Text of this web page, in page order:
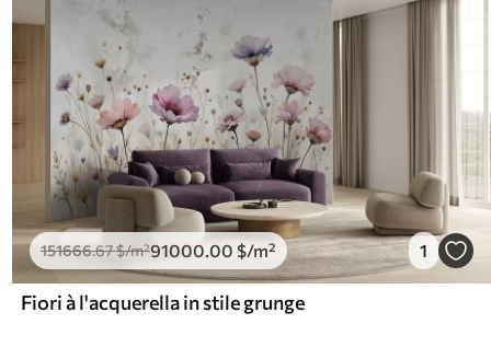
151666.67$/m²91000 .00 $/m² 1
Fiori à l'acquerella in stile grunge